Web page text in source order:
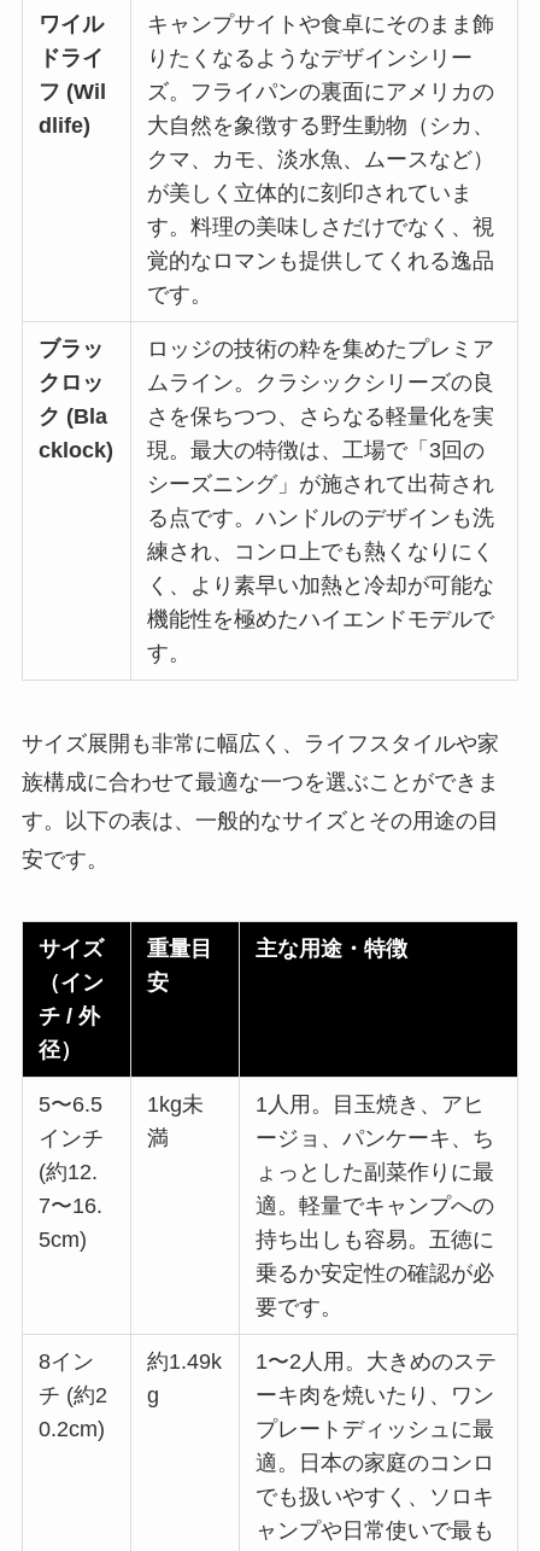
ワイル
ドライ
フ (Wil
dlife)
キャンプサイトや食卓にそのまま飾
りたくなるようなデザインシリー
ズ。フライパンの裏面にアメリカの
大自然を象徴する野生動物（シカ、
クマ、カモ、淡水魚、ムースなど）
が美しく立体的に刻印されていま
す。料理の美味しさだけでなく、視
覚的なロマンも提供してくれる逸品
です。
ブラッ
クロッ
ク (Bla
cklock)
ロッジの技術の粋を集めたプレミア
ムライン。クラシックシリーズの良
さを保ちつつ、さらなる軽量化を実
現。最大の特徴は、工場で「3回の
シーズニング」が施されて出荷され
る点です。ハンドルのデザインも洗
練され、コンロ上でも熱くなりにく
く、より素早い加熱と冷却が可能な
機能性を極めたハイエンドモデルで
す。
サイズ展開も非常に幅広く、ライフスタイルや家
族構成に合わせて最適な一つを選ぶことができま
す。以下の表は、一般的なサイズとその用途の目
安です。
サイズ
（イン
チ /外
径）
重量目
安
主な用途・特徴
5〜6.5
インチ
(約12.
7〜16.
5cm)
1kg未
満
1人用。目玉焼き、アヒ
ージョ、パンケーキ、ち
ょっとした副菜作りに最
適。軽量でキャンプへの
持ち出しも容易。五徳に
乗るか安定性の確認が必
要です。
8イン
チ (約2
0.2cm)
約1.49k
g
1〜2人用。大きめのステ
ーキ肉を焼いたり、ワン
プレートディッシュに最
適。日本の家庭のコンロ
でも扱いやすく、ソロキ
ャンプや日常使いで最も